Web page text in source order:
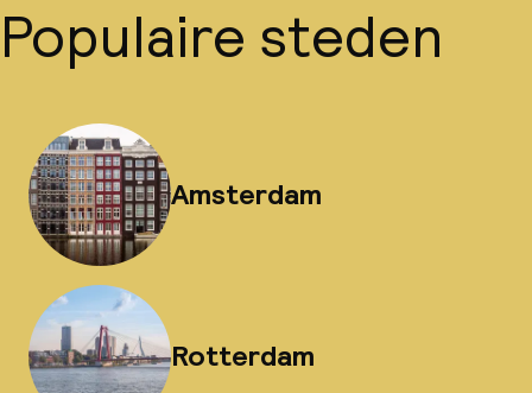
Populaire steden
Amsterdam
Rotterdam